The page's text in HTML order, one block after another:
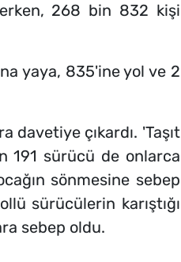
268 bin 832 kişi
yaya, 835'ine yol ve 2
davetiye çıkardı. 'Taşıt
191 sürücü de onlarca
sönmesine sebep
sürücülerin karıştığı
sebep oldu.